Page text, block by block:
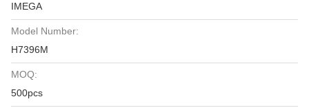
IMEGA
Model Number:
H7396M
MOQ:
500pcs